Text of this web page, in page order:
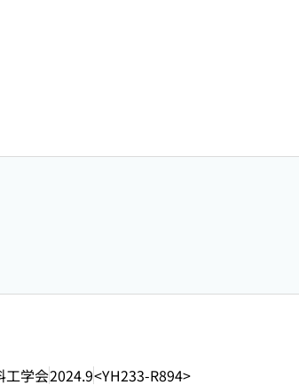
工学会2024.9<YH233-R894>